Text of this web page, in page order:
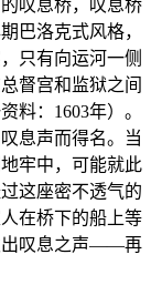
叹息桥，叹息桥
巴洛克式风格，
只有向运河一侧
督宫和监狱之间
料：1603年）。
息声而得名。当
牢中，可能就此
这座密不透气的
在桥下的船上等
出叹息之声——再